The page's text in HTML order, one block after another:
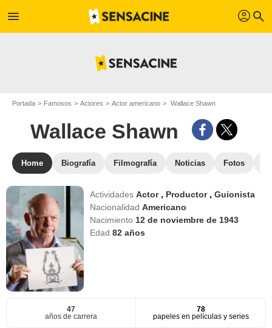
menu profil search
Portada Famosos Actores Actor americano Wallace Shawn
Wallace Shawn
Home Biografía Filmografía Noticias Fotos
ActividadesActor , Productor ,Guionista
NacionalidadAmericano
Nacimiento 12 de noviembre de 1943
Edad82 años
47
años de carrera
78
papeles en películas y series